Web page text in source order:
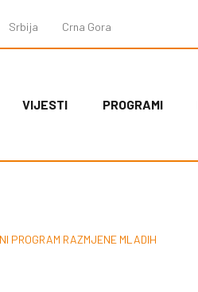
Srbija Crna Gora
VIJESTI PROGRAMI
PROGRAM RAZMJENE MLADIH